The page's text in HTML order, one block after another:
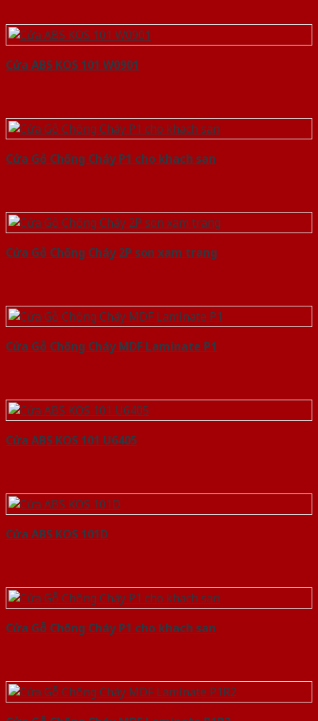
Cửa ABS KOS 101 W0901
Cửa Gỗ Chống Cháy P1 cho khach san
Cửa Gỗ Chống Cháy 2P son xam trang
Cửa Gỗ Chống Cháy MDF Laminate P1
Cửa ABS KOS 101 U6405
Cửa ABS KOS 101D
Cửa Gỗ Chống Cháy P1 cho khach san